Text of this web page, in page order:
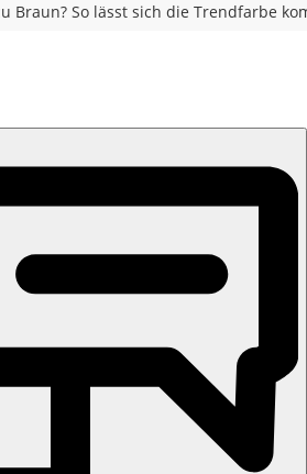
Braun? So lässt sich die Trendfarbe